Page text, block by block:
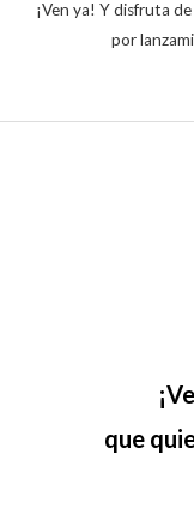
¡Ven ya! Y disfruta
por
que